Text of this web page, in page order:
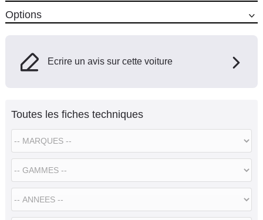
Options
Ecrire un avis sur cette voiture
Toutes les fiches techniques